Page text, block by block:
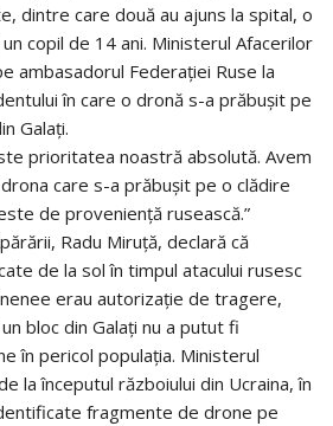
dintre care două au ajuns la spital, o
copil de 14 ani. Ministerul Afacerilor
ambasadorul Federației Ruse la
în care o dronă s-a prăbușit pe
Galați.
prioritatea noastră absolută. Avem
care s-a prăbușit pe o clădire
de proveniență rusească.”
Radu Miruță, declară că
de la sol în timpul atacului rusesc
erau autorizație de tragere,
bloc din Galați nu a putut fi
în pericol populația. Ministerul
la începutul războiului din Ucraina, în
fragmente de drone pe